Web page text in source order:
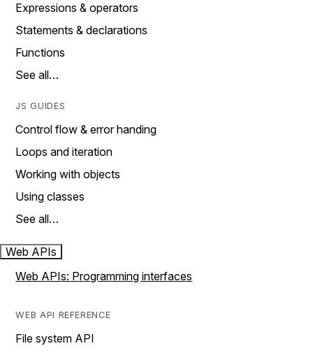
Expressions & operators
Statements & declarations
Functions
See all…
JS GUIDES
Control flow & error handing
Loops and iteration
Working with objects
Using classes
See all…
Web APIs
Web APIs: Programming interfaces
WEB API REFERENCE
File system API